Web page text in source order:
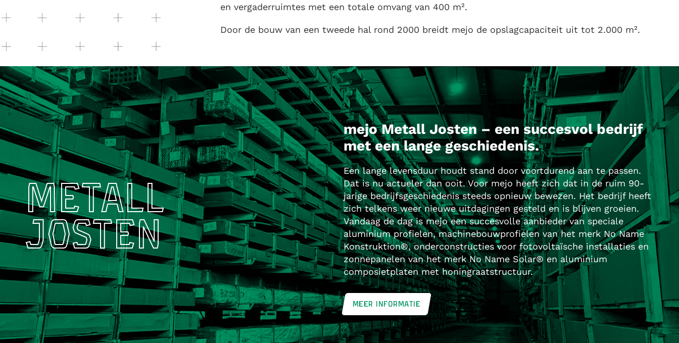
en vergaderruimtes met een totale omvang van 400 m².
Door de bouw van een tweede hal rond 2000 breidt mejo de opslagcapaciteit uit tot 2.000 m².
METALL
JOSTEN
mejo Metall Josten – een succesvol bedrijf
met een lange geschiedenis.
Een lange levensduur houdt stand door voortdurend aan te passen.
Dat is nu actueler dan ooit. Voor mejo heeft zich dat in de ruim 90-
jarige bedrijfsgeschiedenis steeds opnieuw bewezen. Het bedrijf heeft
zich telkens weer nieuwe uitdagingen gesteld en is blijven groeien.
Vandaag de dag is mejo een succesvolle aanbieder van speciale
aluminium profielen, machinebouwprofielen van het merk No Name
Konstruktion®, onderconstructies voor fotovoltaïsche installaties en
zonnepanelen van het merk No Name Solar® en aluminium
composietplaten met honingraatstructuur.
MEER INFORMATIE